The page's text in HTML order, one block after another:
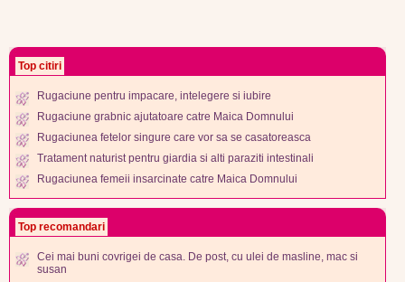
Top citiri
Rugaciune pentru impacare, intelegere si iubire
Rugaciune grabnic ajutatoare catre Maica Domnului
Rugaciunea fetelor singure care vor sa se casatoreasca
Tratament naturist pentru giardia si alti paraziti intestinali
Rugaciunea femeii insarcinate catre Maica Domnului
Top recomandari
Cei mai buni covrigei de casa. De post, cu ulei de masline, mac si
susan